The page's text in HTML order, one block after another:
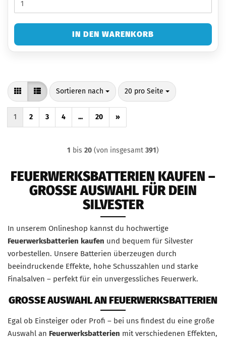
IN DEN WARENKORB
Sortieren nach
Sortieren nach 20 pro Seite
pro Seite
1 2 3 4 ... 20 »
1 bis 20 (von insgesamt 391)
FEUERWERKSBATTERIEN KAUFEN –
GROSSE AUSWAHL FÜR DEIN S
ILVESTER
In unserem Onlineshop kannst du hochwertige
Feuerwerksbatterien kaufen und bequem für Silvester
vorbestellen. Unsere Batterien überzeugen durch
beeindruckende Effekte, hohe Schusszahlen und starke
Finalsalven – perfekt für ein unvergessliches Feuerwerk.
GROSSE AUSWAHL AN FEUERWERKSBATTERIEN
Egal ob Einsteiger oder Profi – bei uns findest du eine große
Auswahl an Feuerwerksbatterien mit verschiedenen Effekten,